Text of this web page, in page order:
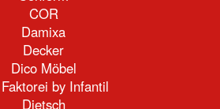
COR
Damixa
Decker
Dico Möbel
by Infantil
Dietsch